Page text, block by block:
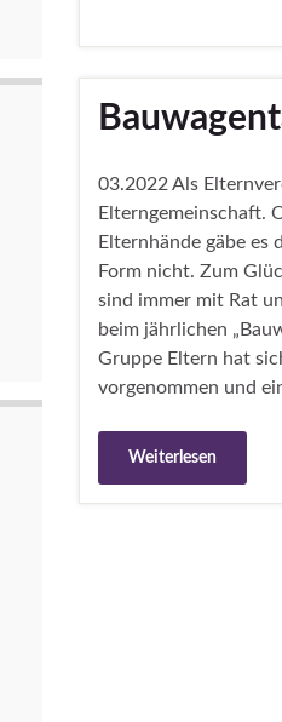
03.2022 Als
Elterngemeinschaft.
Elternhände gäbe es
Form nicht. Zum
sind immer mit Rat
beim jährlichen
Gruppe Eltern hat
vorgenommen und
Weiterlesen